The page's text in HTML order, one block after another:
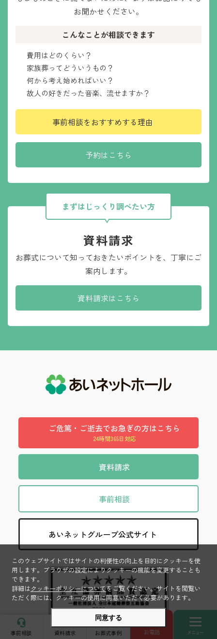
お聞かせください。
こんなことが相談できます
費用はどのくらい？
家族葬ってどういうもの？
何から考え始めればいい？
故人の好きだった音楽、流せますか？
事前相談をおすすめする理由
予約はこちら
まずはじっくり調べたい方
資料請求
お葬式について知っておきたいポイントを、 丁寧にご
案内します。
資料請求はこちら
ご危篤・ご逝去でお急ぎの方はこちら
24時間365日対応
資料請求
事前相談
あいネットグループ公式サイト
Copyright© Ainet Group All Rights Reserved.
事前相談 資料請求 お葬式事例 お電話
toggle
このウェブサイトではサイトの利便性の向上を目的にクッキーを使
用します。ブラウザの設定によりクッキーの機能を変更することも
できます。
詳細はクッキーポリシーについてをご覧ください。サイトを閲覧い
ただく際には、クッキーの使用に同意いただく必要があります。
同意する